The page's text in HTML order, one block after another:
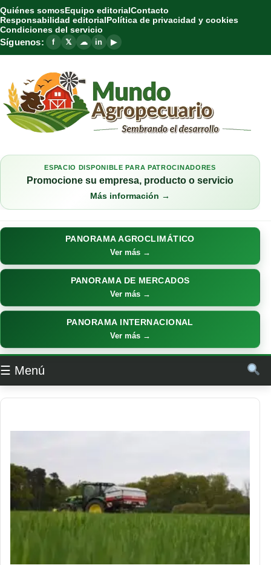
Quiénes somosEquipo editorialContacto
Responsabilidad editorialPolítica de privacidad y cookies
Condiciones del servicio
Síguenos: f 𝕏 ☁ in ▶
ESPACIO DISPONIBLE PARA PATROCINADORES
Promocione su empresa, producto o servicio
Más información →
PANORAMA AGROCLIMÁTICO
Ver más →
PANORAMA DE MERCADOS
Ver más →
PANORAMA INTERNACIONAL
Ver más →
☰ Menú